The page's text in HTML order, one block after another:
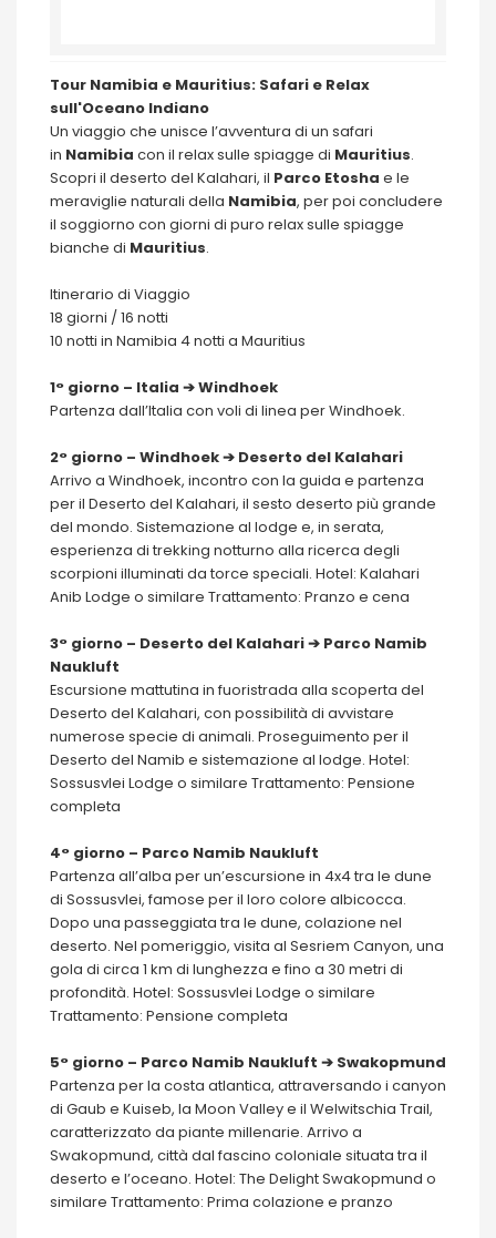
Tour Namibia e Mauritius: Safari e Relax
sull'Oceano Indiano
Un viaggio che unisce l’avventura di un safari
in Namibia con il relax sulle spiagge di Mauritius.
Scopri il deserto del Kalahari, il Parco Etosha e le
meraviglie naturali della Namibia, per poi concludere
il soggiorno con giorni di puro relax sulle spiagge
bianche di Mauritius.
Itinerario di Viaggio
18 giorni / 16 notti
10 notti in Namibia 4 notti a Mauritius
1° giorno – Italia ➔ Windhoek
Partenza dall’Italia con voli di linea per Windhoek.
2° giorno – Windhoek ➔ Deserto del Kalahari
Arrivo a Windhoek, incontro con la guida e partenza
per il Deserto del Kalahari, il sesto deserto più grande
del mondo. Sistemazione al lodge e, in serata,
esperienza di trekking notturno alla ricerca degli
scorpioni illuminati da torce speciali. Hotel: Kalahari
Anib Lodge o similare Trattamento: Pranzo e cena
3° giorno – Deserto del Kalahari ➔ Parco Namib
Naukluft
Escursione mattutina in fuoristrada alla scoperta del
Deserto del Kalahari, con possibilità di avvistare
numerose specie di animali. Proseguimento per il
Deserto del Namib e sistemazione al lodge. Hotel:
Sossusvlei Lodge o similare Trattamento: Pensione
completa
4° giorno – Parco Namib Naukluft
Partenza all’alba per un’escursione in 4x4 tra le dune
di Sossusvlei, famose per il loro colore albicocca.
Dopo una passeggiata tra le dune, colazione nel
deserto. Nel pomeriggio, visita al Sesriem Canyon, una
gola di circa 1 km di lunghezza e fino a 30 metri di
profondità. Hotel: Sossusvlei Lodge o similare
Trattamento: Pensione completa
5° giorno – Parco Namib Naukluft ➔ Swakopmund
Partenza per la costa atlantica, attraversando i canyon
di Gaub e Kuiseb, la Moon Valley e il Welwitschia Trail,
caratterizzato da piante millenarie. Arrivo a
Swakopmund, città dal fascino coloniale situata tra il
deserto e l’oceano. Hotel: The Delight Swakopmund o
similare Trattamento: Prima colazione e pranzo